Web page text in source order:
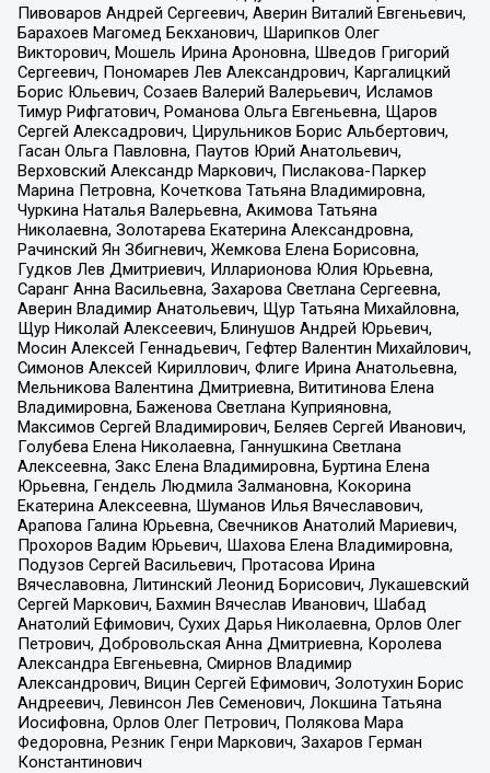
Пивоваров Андрей Сергеевич, Аверин Виталий Евгеньевич,
Барахоев Магомед Бекханович, Шарипков Олег
Викторович, Мошель Ирина Ароновна, Шведов Григорий
Сергеевич, Пономарев Лев Александрович, Каргалицкий
Борис Юльевич, Созаев Валерий Валерьевич, Исламов
Тимур Рифгатович, Романова Ольга Евгеньевна, Щаров
Сергей Алексадрович, Цирульников Борис Альбертович,
Гасан Ольга Павловна, Паутов Юрий Анатольевич,
Верховский Александр Маркович, Пислакова-Паркер
Марина Петровна, Кочеткова Татьяна Владимировна,
Чуркина Наталья Валерьевна, Акимова Татьяна
Николаевна, Золотарева Екатерина Александровна,
Рачинский Ян Збигневич, Жемкова Елена Борисовна,
Гудков Лев Дмитриевич, Илларионова Юлия Юрьевна,
Саранг Анна Васильевна, Захарова Светлана Сергеевна,
Аверин Владимир Анатольевич, Щур Татьяна Михайловна,
Щур Николай Алексеевич, Блинушов Андрей Юрьевич,
Мосин Алексей Геннадьевич, Гефтер Валентин Михайлович,
Симонов Алексей Кириллович, Флиге Ирина Анатольевна,
Мельникова Валентина Дмитриевна, Вититинова Елена
Владимировна, Баженова Светлана Куприяновна,
Максимов Сергей Владимирович, Беляев Сергей Иванович,
Голубева Елена Николаевна, Ганнушкина Светлана
Алексеевна, Закс Елена Владимировна, Буртина Елена
Юрьевна, Гендель Людмила Залмановна, Кокорина
Екатерина Алексеевна, Шуманов Илья Вячеславович,
Арапова Галина Юрьевна, Свечников Анатолий Мариевич,
Прохоров Вадим Юрьевич, Шахова Елена Владимировна,
Подузов Сергей Васильевич, Протасова Ирина
Вячеславовна, Литинский Леонид Борисович, Лукашевский
Сергей Маркович, Бахмин Вячеслав Иванович, Шабад
Анатолий Ефимович, Сухих Дарья Николаевна, Орлов Олег
Петрович, Добровольская Анна Дмитриевна, Королева
Александра Евгеньевна, Смирнов Владимир
Александрович, Вицин Сергей Ефимович, Золотухин Борис
Андреевич, Левинсон Лев Семенович, Локшина Татьяна
Иосифовна, Орлов Олег Петрович, Полякова Мара
Федоровна, Резник Генри Маркович, Захаров Герман
Константинович